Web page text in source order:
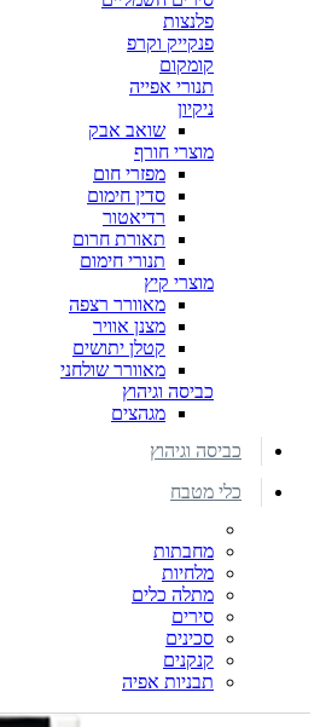
פלנצות
פנקייק וקרפ
קומקום
תנורי אפייה
ניקיון
שואב אבק
מוצרי חורף
מפזרי חום
סדין חימום
רדיאטור
תאורת חרום
תנורי חימום
מוצרי קיץ
מאוורר רצפה
מצנן אוויר
קטלן יתושים
מאוורר שולחני
כביסה וגיהוץ
מגהצים
כביסה וגיהוץ
כלי מטבח
מחבתות
מלחיות
מתלה כלים
סירים
סכינים
קנקנים
תבניות אפיה